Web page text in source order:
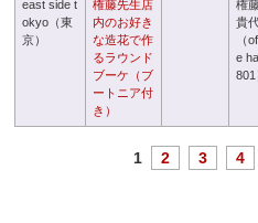
east side t
okyo（東
京）
権藤先生店
内のお好き
な造花で作
るラウンド
ブーケ（ブ
ートニア付
き）
権
貴
（
e
801
1 2 3 4